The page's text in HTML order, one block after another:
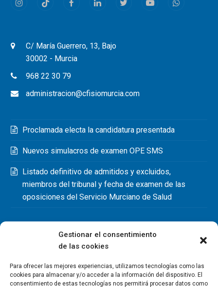
Gestionar el consentimiento
de las cookies
Para ofrecer las mejores experiencias, utilizamos tecnologías como las
cookies para almacenar y/o acceder a la información del dispositivo. El
consentimiento de estas tecnologías nos permitirá procesar datos como
InstagramTiktok FacebookLinkedInTwitterYoutubeWhatsapp
C/ María Guerrero, 13, Bajo
30002 - Murcia
968 22 30 79
administracion@cfisiomurcia.com
Proclamada electa la candidatura presentada
Nuevos simulacros de examen OPE SMS
Listado definitivo de admitidos y excluidos,
miembros del tribunal y fecha de examen de las
oposiciones del Servicio Murciano de Salud